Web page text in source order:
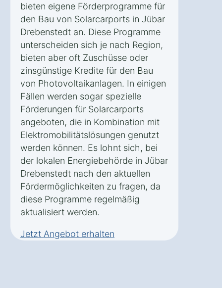
bieten eigene Förderprogramme für
den Bau von Solarcarports in Jübar
Drebenstedt an. Diese Programme
unterscheiden sich je nach Region,
bieten aber oft Zuschüsse oder
zinsgünstige Kredite für den Bau
von Photovoltaikanlagen. In einigen
Fällen werden sogar spezielle
Förderungen für Solarcarports
angeboten, die in Kombination mit
Elektromobilitätslösungen genutzt
werden können. Es lohnt sich, bei
der lokalen Energiebehörde in Jübar
Drebenstedt nach den aktuellen
Fördermöglichkeiten zu fragen, da
diese Programme regelmäßig
aktualisiert werden.
Jetzt Angebot erhalten